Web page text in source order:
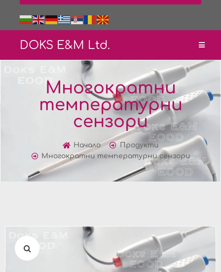
DOKS E& M Ltd.
Многократни
температурни
сензори
Начало
Продукти
Многократни температурни сензори